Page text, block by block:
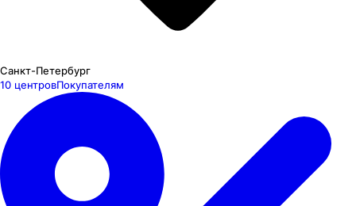
Санкт-Петербург
10 центровПокупателям